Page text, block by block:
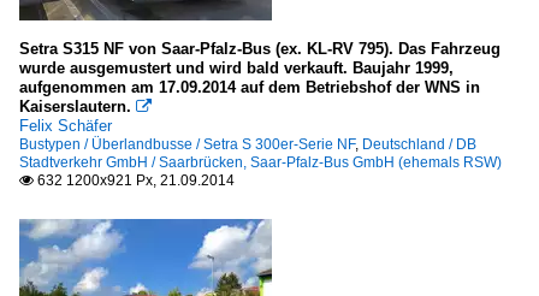
Setra S315 NF von Saar-Pfalz-Bus (ex. KL-RV 795). Das Fahrzeug
wurde ausgemustert und wird bald verkauft. Baujahr 1999,
aufgenommen am 17.09.2014 auf dem Betriebshof der WNS in
Kaiserslautern. 
Felix Schäfer
Bustypen / Überlandbusse / Setra S 300er-Serie NF, Deutschland / DB
Stadtverkehr GmbH / Saarbrücken, Saar-Pfalz-Bus GmbH (ehemals RSW)
 632 1200x921 Px, 21.09.2014